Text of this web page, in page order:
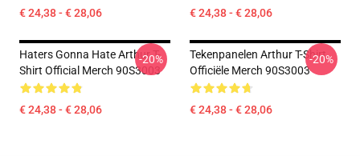
€ 24,38 - € 28,06 € 24,38 - € 28,06
Haters Gonna Hate Arthur T-
Shirt Official Merch 90S3003
€ 24,38 - € 28,06
-20%
Tekenpanelen Arthur T-Shirt
Officiële Merch 90S3003
€ 24,38 - € 28,06
-20%